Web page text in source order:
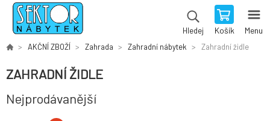
Hledej Košík Menu
AKČNÍ ZBOŽÍ Zahrada Zahradní nábytek Zahradní židle
ZAHRADNÍ ŽIDLE
Nejprodávanější